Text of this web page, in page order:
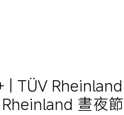
| TÜV
晝夜